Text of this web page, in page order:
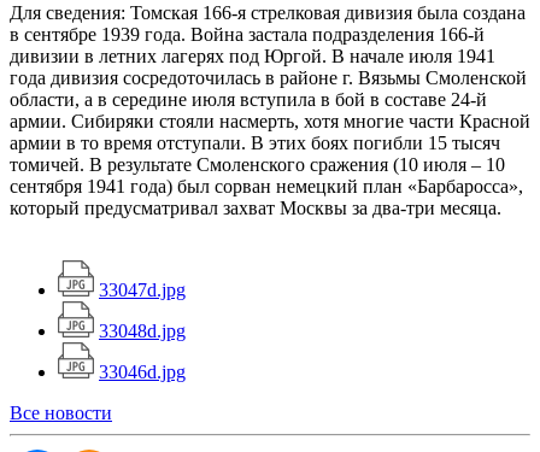
Для сведения: Томская 166-я стрелковая дивизия была создана
в сентябре 1939 года. Война застала подразделения 166-й
дивизии в летних лагерях под Юргой. В начале июля 1941
года дивизия сосредоточилась в районе г. Вязьмы Смоленской
области, а в середине июля вступила в бой в составе 24-й
армии. Сибиряки стояли насмерть, хотя многие части Красной
армии в то время отступали. В этих боях погибли 15 тысяч
томичей. В результате Смоленского сражения (10 июля – 10
сентября 1941 года) был сорван немецкий план «Барбаросса»,
который предусматривал захват Москвы за два-три месяца.
33047d.jpg
33048d.jpg
33046d.jpg
Все новости